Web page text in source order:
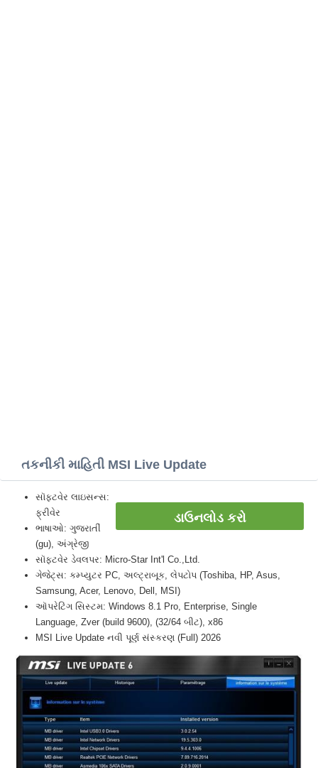
તકનીકી માહિતી MSI Live Update
ડાઉનલોડ કરો
સૉફ્ટવેર લાઇસન્સ:
ફ્રીવેર
ભાષાઓ: ગુજરાતીં
(gu), અંગ્રેજી
સૉફ્ટવેર ડેવલપર: Micro-Star Int'l Co.,Ltd.
ગેજેટ્સ: કમ્પ્યુટર PC, અલ્ટ્રાબૂક, લેપટોપ (Toshiba, HP, Asus,
Samsung, Acer, Lenovo, Dell, MSI)
ઑપરેટિંગ સિસ્ટમ: Windows 8.1 Pro, Enterprise, Single
Language, Zver (build 9600), (32/64 બીટ), x86
MSI Live Update નવી પૂર્ણ સંસ્કરણ (Full) 2026